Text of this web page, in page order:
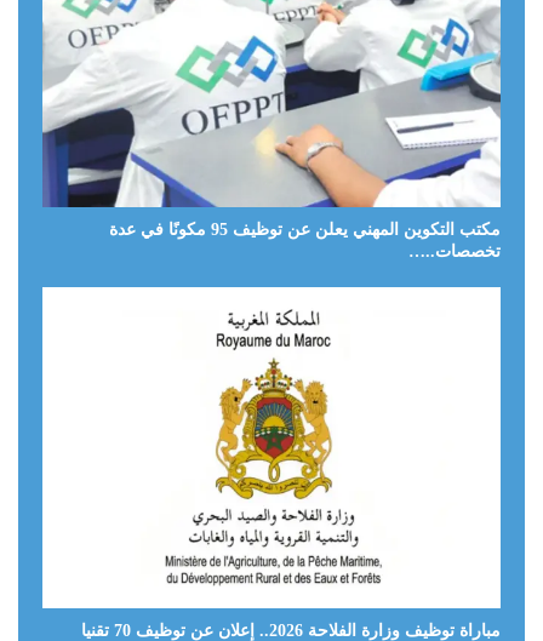
مكتب التكوين المهني يعلن عن توظيف 95 مكونًا في عدة
تخصصات..…
مباراة توظيف وزارة الفلاحة 2026.. إعلان عن توظيف 70 تقنيا